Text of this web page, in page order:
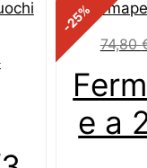
-25
%
e a
74,80